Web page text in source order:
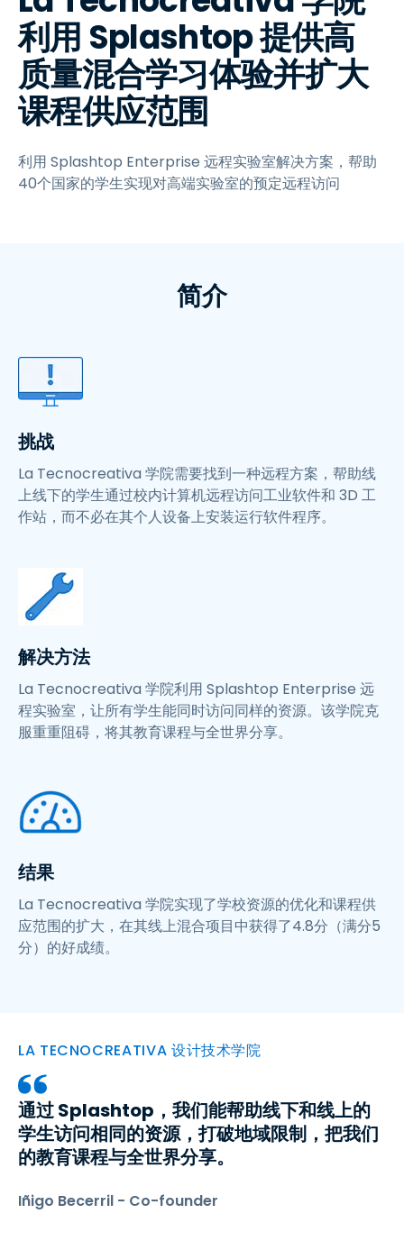
利用 Splashtop 提供高
质量混合学习体验并扩大
课程供应范围
利用 Splashtop Enterprise 远程实验室解决方案，帮助
40个国家的学生实现对高端实验室的预定远程访问
简介
挑战
La Tecnocreativa 学院需要找到一种远程方案，帮助线
上线下的学生通过校内计算机远程访问工业软件和 3D 工
作站，而不必在其个人设备上安装运行软件程序。
解决方法
La Tecnocreativa 学院利用 Splashtop Enterprise 远
程实验室，让所有学生能同时访问同样的资源。该学院克
服重重阻碍，将其教育课程与全世界分享。
结果
La Tecnocreativa 学院实现了学校资源的优化和课程供
应范围的扩大，在其线上混合项目中获得了4.8分（满分5
分）的好成绩。
LA TECNOCREATIVA 设计技术学院
通过 Splashtop，我们能帮助线下和线上的
学生访问相同的资源，打破地域限制，把我们
的教育课程与全世界分享。
Iñigo Becerril - Co-founder